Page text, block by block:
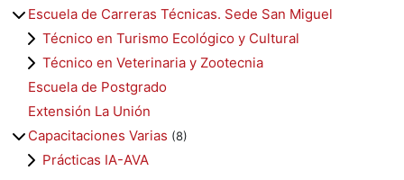
Escuela de Carreras Técnicas. Sede San Miguel
Técnico en Turismo Ecológico y Cultural
Técnico en Veterinaria y Zootecnia
Escuela de Postgrado
Extensión La Unión
Capacitaciones Varias (8)
Prácticas IA-AVA